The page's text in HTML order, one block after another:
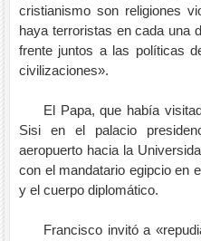
cristianismo son religiones
haya terroristas en cada una
frente juntos a las políticas
civilizaciones».
El Papa, que había
Sisi en el palacio
aeropuerto hacia la
con el mandatario egipcio en
y el cuerpo diplomático.
Francisco invitó a